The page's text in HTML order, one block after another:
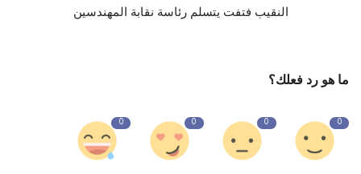
النقيب فتفت يتسلم رئاسة نقابة المهندسين
ما هو رد فعلك؟
0
0
0
0